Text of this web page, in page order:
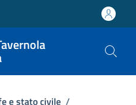
e stato civile /